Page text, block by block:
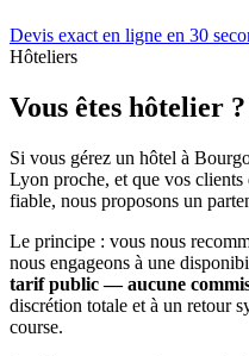
Devis exact en ligne en 30
Hôteliers
Vous êtes hôtelier
Si vous gérez un hôtel à
Lyon proche, et que vos
fiable, nous proposons un
Le principe : vous nous
nous engageons à une
tarif public — aucune
discrétion totale et à un retour
course.